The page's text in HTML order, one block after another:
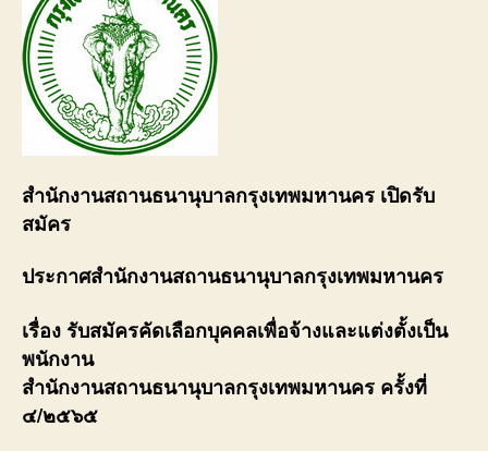
สำนักงานสถานธนานุบาลกรุงเทพมหานคร เปิดรับ
สมัคร
ประกาศสำนักงานสถานธนานุบาลกรุงเทพมหานคร
เรื่อง รับสมัครคัดเลือกบุคคลเพื่อจ้างและแต่งตั้งเป็น
พนักงาน
สำนักงานสถานธนานุบาลกรุงเทพมหานคร ครั้งที่
๔/๒๕๖๕